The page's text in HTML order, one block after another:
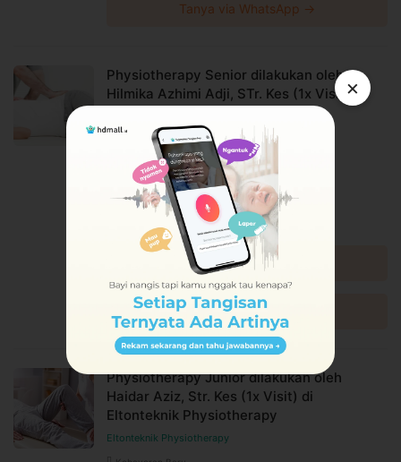
Tanya via WhatsApp →
Physiotherapy Senior dilakukan oleh
Hilmika Azhimi Adji, STr. Kes (1x Visit) di
Eltonteknik Physiotherapy
Kebayoran Baru
Harga Spesial
Rp475.000
Rp500.000 Diskon 5%
Lihat detail →
Tanya via WhatsApp →
Physiotherapy Junior dilakukan oleh
Haidar Aziz, Str. Kes (1x Visit) di
Eltonteknik Physiotherapy
Eltonteknik Physiotherapy
×